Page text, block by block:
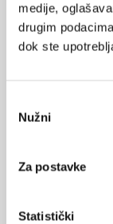
medije,
drugim
dok ste
pristanka
Nužni
Za postavke
Statistički
izazov
većem broju
terapije sve se
zahtijevajući